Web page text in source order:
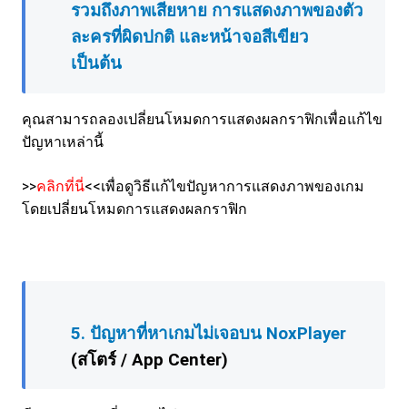
รวมถึงภาพเสียหาย การแสดงภาพของตัว
ละครที่ผิดปกติ และหน้าจอสีเขียว
เป็นต้น
คุณสามารถลองเปลี่ยนโหมดการแสดงผลกราฟิกเพื่อแก้ไข
ปัญหาเหล่านี้
>>คลิกที่นี่<<เพื่อดูวิธีแก้ไขปัญหาการแสดงภาพของเกม
โดยเปลี่ยนโหมดการแสดงผลกราฟิก
5. ปัญหาที่หาเกมไม่เจอบน NoxPlayer
(สโตร์ / App Center)